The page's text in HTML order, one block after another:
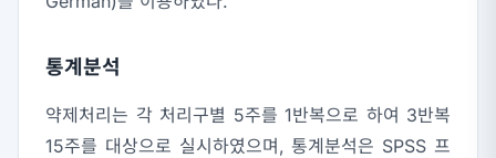
통계분석
약제처리는 각 처리구별 5주를 1반복으로 하여 3반복
15주를 대상으로 실시하였으며, 통계분석은 SPSS 프